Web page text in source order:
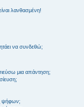
λανθασμένη!
να συνδεθώ;
μια απάντηση;
ψήφων;